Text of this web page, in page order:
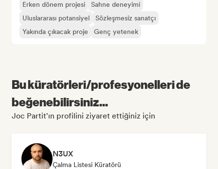
Erken dönem projesi
Sahne deneyimi
Uluslararası potansiyel
Sözleşmesiz sanatçı
Yakında çıkacak proje
Genç yetenek
Bu küratörleri/profesyonelleri de
beğenebilirsiniz...
Joc Partit'ın profilini ziyaret ettiğiniz için
N3UX
Çalma Listesi Küratörü